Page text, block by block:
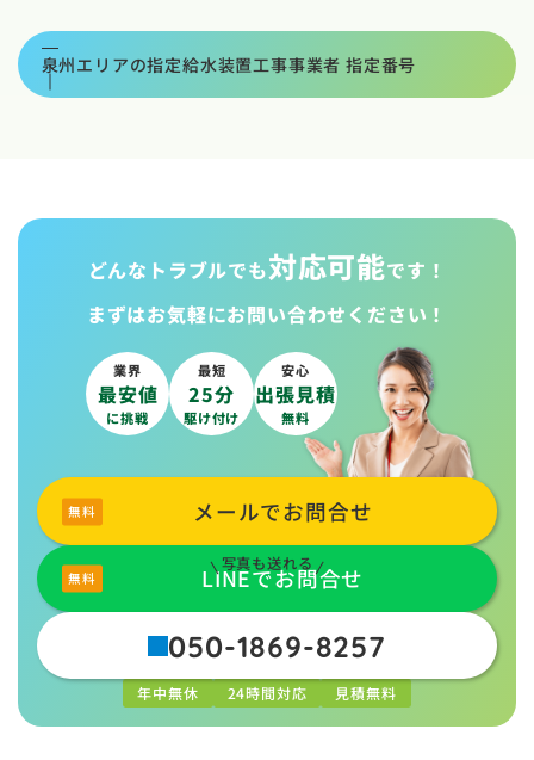
泉州エリアの指定給水装置工事事業者 指定番号
どんなトラブルでも対応可能です！
まずはお気軽にお問い合わせください！
業界
最安値
に挑戦
最短
25分
駆け付け
安心
出張見積
無料
メールでお問合せ
写真も送れる
LINEでお問合せ
050-1869-8257
年中無休 24時間対応 見積無料